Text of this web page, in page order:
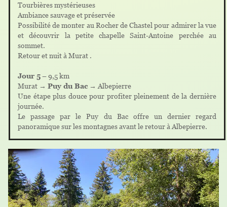
Tourbières mystérieuses
Ambiance sauvage et préservée
Possibilité de monter au Rocher de Chastel pour admirer la vue
et découvrir la petite chapelle Saint-Antoine perchée au
sommet.
Retour et nuit à Murat .
Jour 5– 9,5 km
Murat → Puy du Bac→ Albepierre
Une étape plus douce pour profiter pleinement de la dernière
journée.
Le passage par le Puy du Bac offre un dernier regard
panoramique sur les montagnes avant le retour à Albepierre.